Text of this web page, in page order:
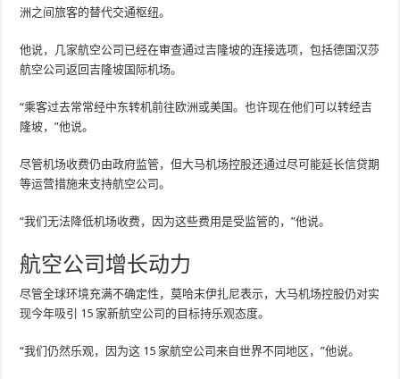
洲之间旅客的替代交通枢纽。
他说，几家航空公司已经在审查通过吉隆坡的连接选项，包括德国汉莎
航空公司返回吉隆坡国际机场。
“乘客过去常常经中东转机前往欧洲或美国。也许现在他们可以转经吉
隆坡，”他说。
尽管机场收费仍由政府监管，但大马机场控股还通过尽可能延长信贷期
等运营措施来支持航空公司。
“我们无法降低机场收费，因为这些费用是受监管的，”他说。
航空公司增长动力
尽管全球环境充满不确定性，莫哈末伊扎尼表示，大马机场控股仍对实
现今年吸引 15 家新航空公司的目标持乐观态度。
“我们仍然乐观，因为这 15 家航空公司来自世界不同地区，”他说。